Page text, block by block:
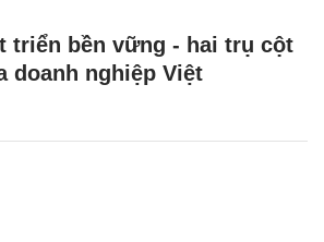
triển bền vững - hai trụ cột
doanh nghiệp Việt